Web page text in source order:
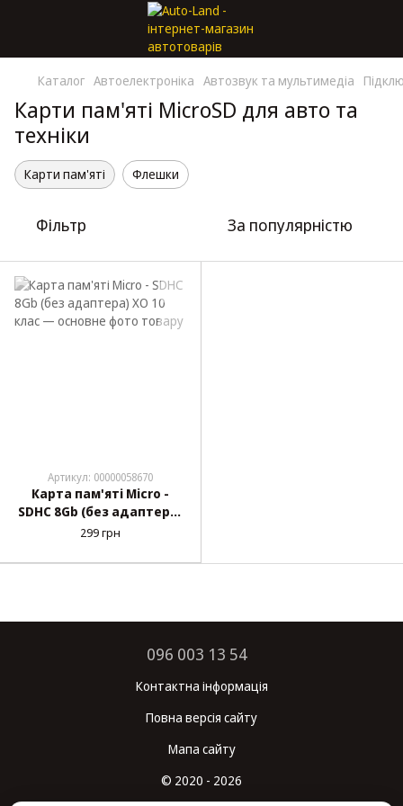
Каталог Автоелектроніка Автозвук та мультимедіа
Карти пам'яті MicroSD для авто та
техніки
Карти пам'яті Флешки
Фільтр За популярністю
Артикул: 00000058670
Карта пам'яті Micro -
SDHC 8Gb (без адаптера)
XO 10 клас
299 грн
096 003 13 54
Контактна інформація
Повна версія сайту
Мапа сайту
© 2020 - 2026